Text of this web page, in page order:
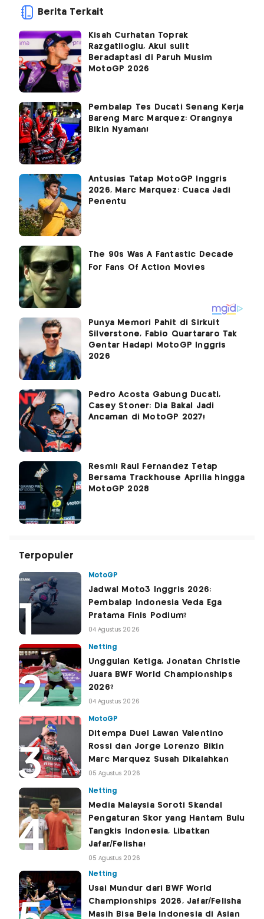
Berita Terkait
Kisah Curhatan Toprak
Razgatlioglu, Akui sulit
Beradaptasi di Paruh Musim
MotoGP 2026
Pembalap Tes Ducati Senang Kerja
Bareng Marc Marquez: Orangnya
Bikin Nyaman!
Antusias Tatap MotoGP Inggris
2026, Marc Marquez: Cuaca Jadi
Penentu
Punya Memori Pahit di Sirkuit
Silverstone, Fabio Quartararo Tak
Gentar Hadapi MotoGP Inggris
2026
Pedro Acosta Gabung Ducati,
Casey Stoner: Dia Bakal Jadi
Ancaman di MotoGP 2027!
Resmi! Raul Fernandez Tetap
Bersama Trackhouse Aprilia hingga
MotoGP 2028
Terpopuler
MotoGP
Jadwal Moto3 Inggris 2026:
Pembalap Indonesia Veda Ega
Pratama Finis Podium?
04 Agustus 2026
Netting
Unggulan Ketiga, Jonatan Christie
Juara BWF World Championships
2026?
04 Agustus 2026
MotoGP
Ditempa Duel Lawan Valentino
Rossi dan Jorge Lorenzo Bikin
Marc Marquez Susah Dikalahkan
05 Agustus 2026
Netting
Media Malaysia Soroti Skandal
Pengaturan Skor yang Hantam Bulu
Tangkis Indonesia, Libatkan
Jafar/Felisha!
05 Agustus 2026
Netting
Usai Mundur dari BWF World
Championships 2026, Jafar/Felisha
Masih Bisa Bela Indonesia di Asian